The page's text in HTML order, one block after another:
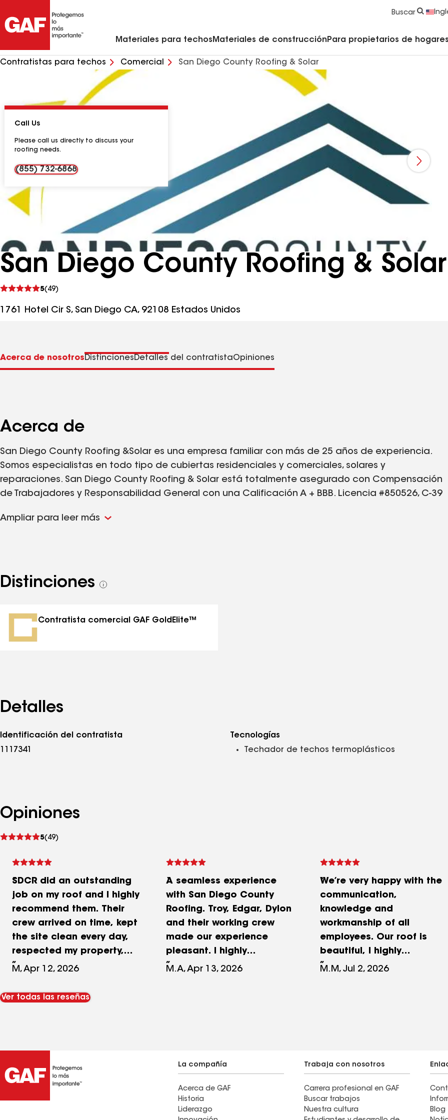
Buscar
Materiales para techos Materiales de construcción Para propietarios de
Contratistas para techos Comercial San Diego County Roofing & Solar
San Diego County Roofing & Solar
5(49)
Ver
1761 Hotel Cir S, San Diego CA, 92108 Estados Unidos
Call Us
Please call us directly to discuss your
roofing needs.
(855) 732-6868
Acerca de nosotrosDistincionesDetalles del contratistaOpiniones
Acerca de
San Diego County Roofing &Solar es una empresa familiar con más de 25 años de experiencia.
Somos especialistas en todo tipo de cubiertas residenciales y comerciales, solares y
reparaciones. San Diego County Roofing & Solar está totalmente asegurado con Compensación
de Trabajadores y Responsabilidad General con una Calificación A + BBB. Licencia #850526, C-39
Ampliar para leer más
Distinciones
Ver
distinciones
Contratista comercial GAF GoldElite™
Detalles
Identificación del contratista
1117341
Tecnologías
Techador de techos termoplásticos
Opiniones
5(49)
Ver
SDCR did an outstanding
job on my roof and I highly
recommend them. Their
crew arrived on time, kept
the site clean every day,
respected my property,
and delivered top-notch
reasonable price. A
especially impressive. His
communication was
excellent throughout the
M, Apr 12, 2026
A seamless experience
with San Diego County
Roofing. Troy, Edgar, Dylon
and their working crew
made our experience
pleasant. I highly
recommend this company
M.A, Apr 13, 2026
We’re very happy with the
communication,
knowledge and
workmanship of all
employees. Our roof is
beautiful, I highly
recommend this honest,
M.M, Jul 2, 2026
Ver todas las reseñas
La compañía
Acerca de GAF
Historia
Liderazgo
Trabaja con nosotros
Carrera profesional en GAF
Buscar trabajos
Nuestra cultura
Blog